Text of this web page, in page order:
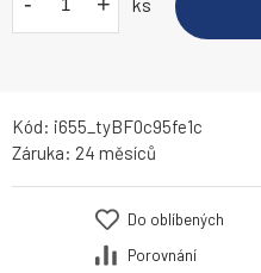
Kód: i655_tyBF0c95fe1c
Záruka: 24 měsíců
Do oblíbených
Porovnání